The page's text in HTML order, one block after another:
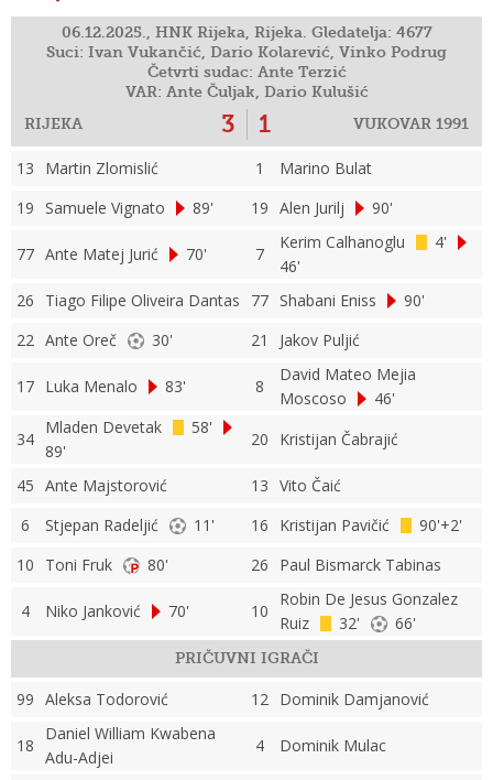
06.12.2025., HNK Rijeka, Rijeka. Gledatelja: 4677
Suci: Ivan Vukančić, Dario Kolarević, Vinko Podrug
Četvrti sudac: Ante Terzić
VAR: Ante Čuljak, Dario Kulušić
RIJEKA
3 VUKOVAR 1991
1
13 Martin Zlomislić 1
Marino Bulat
19
Samuele Vignato 89' 19 Alen Jurilj 90'
77 Ante Matej Jurić 70' 7
Kerim Calhanoglu
4'
46'
26
Tiago Filipe Oliveira Dantas 77 Shabani Eniss
90'
22 Ante Oreč 30' 21 Jakov Puljić
17 Luka Menalo 83' 8
David Mateo Mejia
Moscoso
46'
34
Mladen Devetak
58'
89'
20 Kristijan Čabrajić
45 Ante Majstorović 13 Vito Čaić
6
Stjepan Radeljić 11' 16 Kristijan Pavičić
90'+2'
10
Toni Fruk 80' 26 Paul Bismarck Tabinas
4 Niko Janković 70' 10
Robin De Jesus Gonzalez
Ruiz
32' 66'
PRIČUVNI IGRAČI
99 Aleksa Todorović 12 Dominik Damjanović
18
Daniel William Kwabena
Adu-Adjei
4 Dominik Mulac